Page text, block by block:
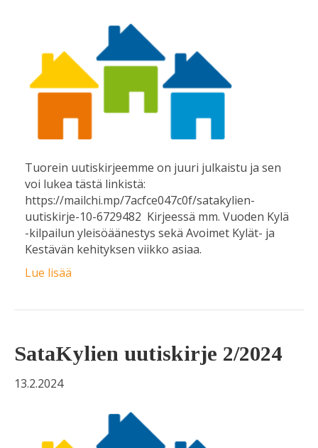
Tuorein uutiskirjeemme on juuri julkaistu ja sen
voi lukea tästä linkistä:
https://mailchi.mp/7acfce047c0f/satakylien-
uutiskirje-10-6729482 Kirjeessä mm. Vuoden Kylä
-kilpailun yleisöäänestys sekä Avoimet Kylät- ja
Kestävän kehityksen viikko asiaa.
Lue lisää
SataKylien uutiskirje 2/2024
13.2.2024